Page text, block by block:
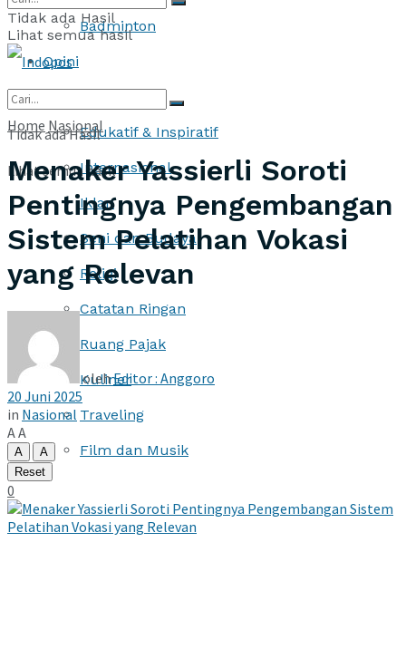
Badminton
Opini
Edukatif & Inspiratif
Internasional
Iklan
Seni dan Budaya
Religi
Catatan Ringan
Ruang Pajak
Kuliner
Traveling
Film dan Musik
Tidak ada Hasil
Lihat semua hasil
Tidak ada Hasil
Lihat semua hasil
Home Nasional
Menaker Yassierli Soroti
Pentingnya Pengembangan
Sistem Pelatihan Vokasi
yang Relevan
olehEditor : Anggoro
20 Juni 2025
in Nasional
AA
A
A
Reset
0